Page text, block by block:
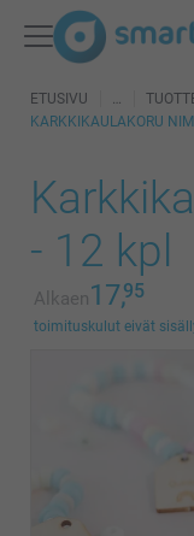
ETUSIVU
KARKKIKAULAKORU
- 12 kpl
Alkaen17,95
toimituskulut eivät